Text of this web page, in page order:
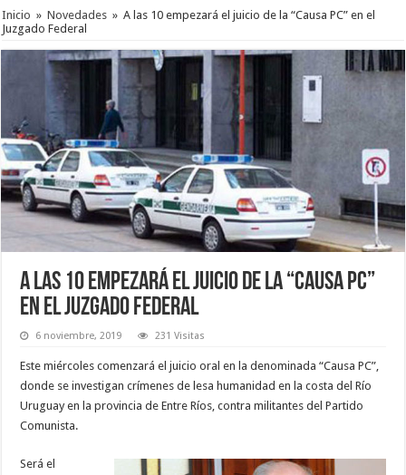
Inicio » Novedades » A las 10 empezará el juicio de la “Causa PC” en el
Juzgado Federal
A las 10 empezará el juicio de la “Causa PC”
en el Juzgado Federal
6 noviembre, 2019 231 Visitas
Este miércoles comenzará el juicio oral en la denominada “Causa PC”,
donde se investigan crímenes de lesa humanidad en la costa del Río
Uruguay en la provincia de Entre Ríos, contra militantes del Partido
Comunista.
Será el